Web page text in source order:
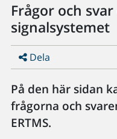
Frågor och
signalsystemet
Dela
På den här sidan
frågorna och
ERTMS.